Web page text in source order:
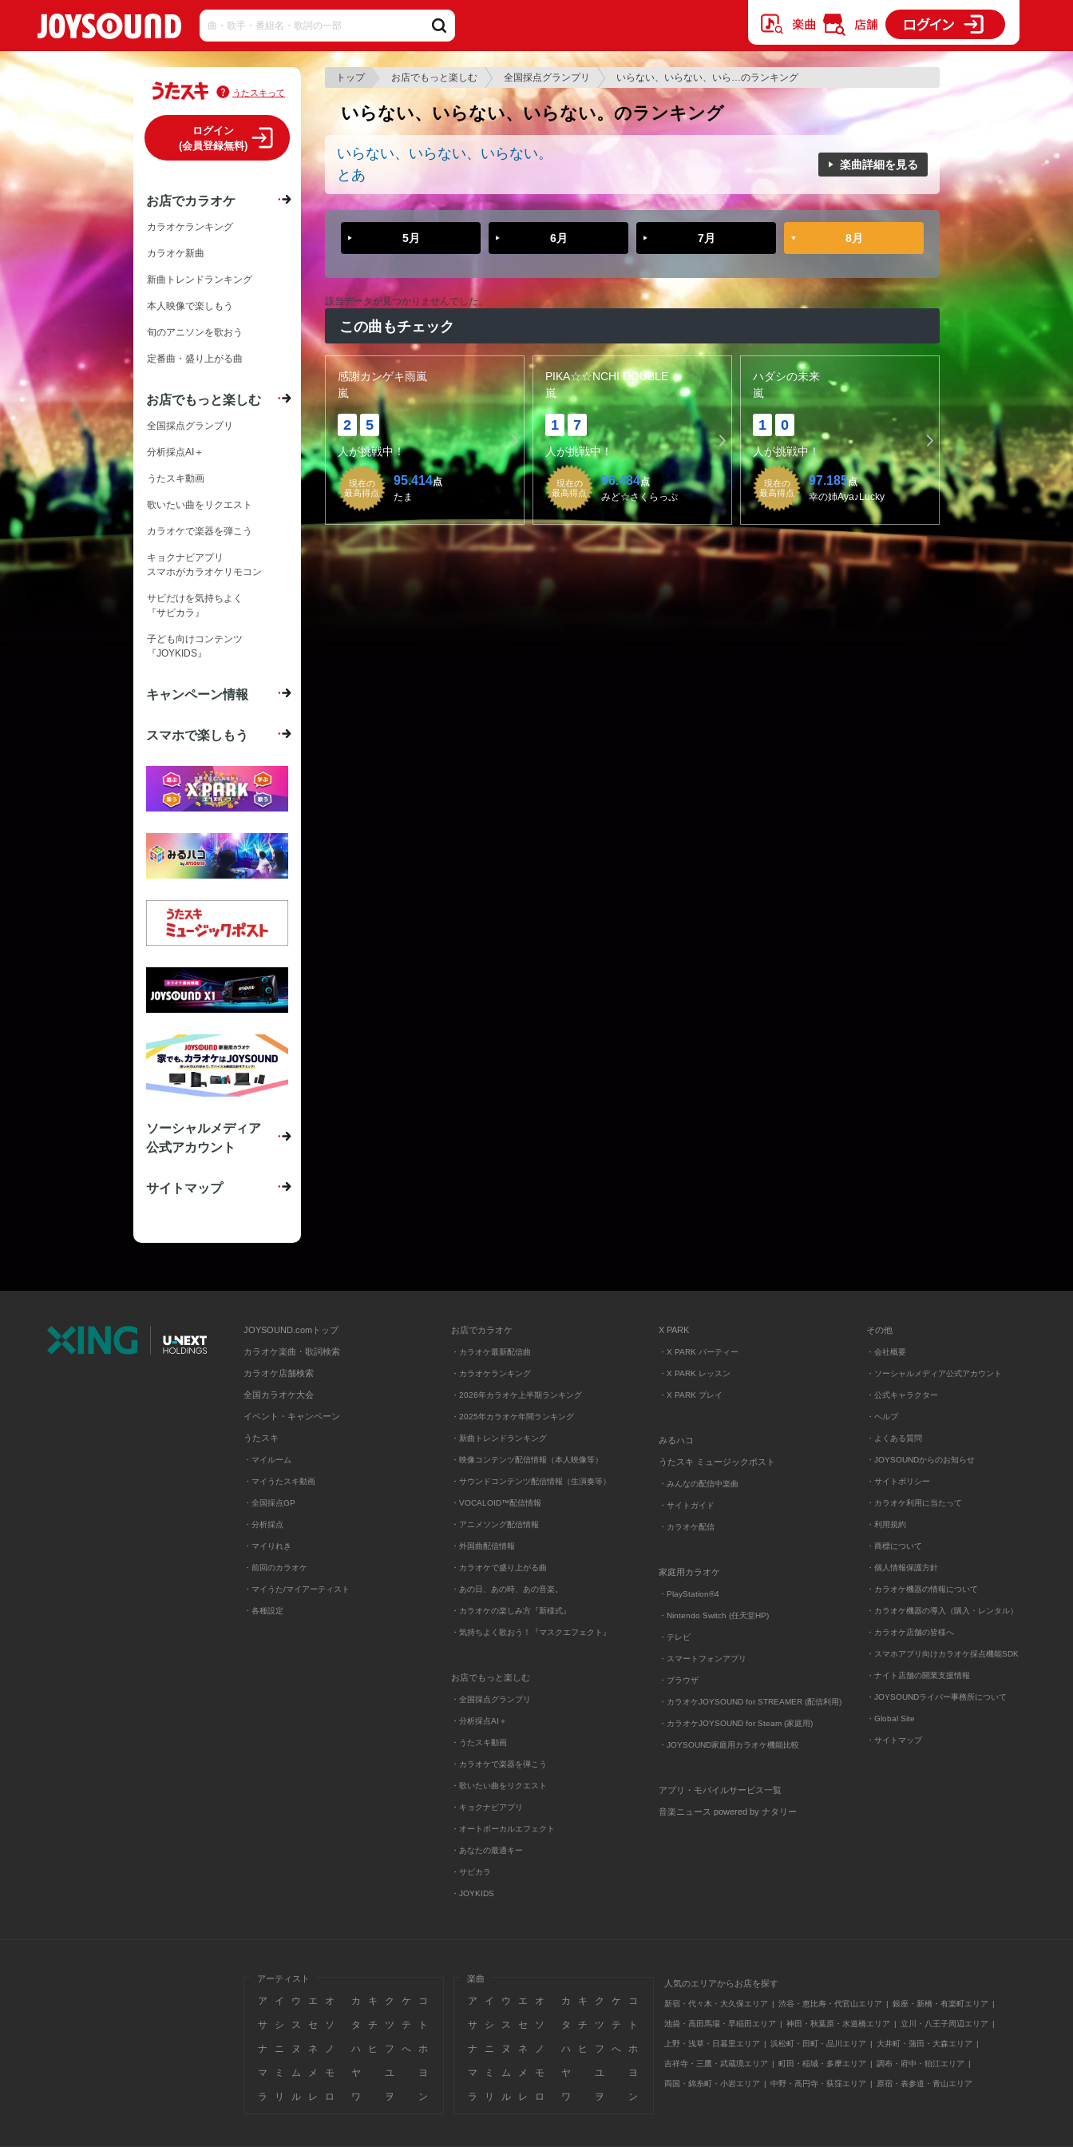
トップ お店でもっと楽しむ 全国採点グランプリ いらない、いらない、いら…のランキング
いらない、いらない、いらない。のランキング
いらない、いらない、いらない。
とあ
楽曲詳細を見る
5月 6月 7月 8月
該当データが見つかりませんでした。
この曲もチェック
感謝カンゲキ雨嵐
嵐
2 5
人が挑戦中！
現在の
最高得点
95.414点
たま
PIKA☆☆NCHI DOUBLE
嵐
1 7
人が挑戦中！
現在の
最高得点
96.484点
みど☆さくらっぷ
ハダシの未来
嵐
1 0
人が挑戦中！
現在の
最高得点
97.185点
幸の姉Aya♪Lucky
うたスキって
ログイン
(会員登録無料)
お店でカラオケ
カラオケランキング
カラオケ新曲
新曲トレンドランキング
本人映像で楽しもう
旬のアニソンを歌おう
定番曲・盛り上がる曲
お店でもっと楽しむ
全国採点グランプリ
分析採点AI＋
うたスキ動画
歌いたい曲をリクエスト
カラオケで楽器を弾こう
キョクナビアプリ
スマホがカラオケリモコン
サビだけを気持ちよく
『サビカラ』
子ども向けコンテンツ
『JOYKIDS』
キャンペーン情報
スマホで楽しもう
ソーシャルメディア
公式アカウント
サイトマップ
JOYSOUND.comトップ
カラオケ楽曲・歌詞検索
カラオケ店舗検索
全国カラオケ大会
イベント・キャンペーン
うたスキ
・マイルーム
・マイうたスキ動画
・全国採点GP
・分析採点
・マイりれき
・前回のカラオケ
・マイうた/マイアーティスト
・各種設定
お店でカラオケ
・カラオケ最新配信曲
・カラオケランキング
・2026年カラオケ上半期ランキング
・2025年カラオケ年間ランキング
・新曲トレンドランキング
・映像コンテンツ配信情報（本人映像等）
・サウンドコンテンツ配信情報（生演奏等）
・VOCALOID™配信情報
・アニメソング配信情報
・外国曲配信情報
・カラオケで盛り上がる曲
・あの日、あの時、あの音楽。
・カラオケの楽しみ方『新様式』
・気持ちよく歌おう！『マスクエフェクト』
お店でもっと楽しむ
・全国採点グランプリ
・分析採点AI＋
・うたスキ動画
・カラオケで楽器を弾こう
・歌いたい曲をリクエスト
・キョクナビアプリ
・オートボーカルエフェクト
・あなたの最適キー
・サビカラ
・JOYKIDS
X PARK
・X PARK パーティー
・X PARK レッスン
・X PARK プレイ
みるハコ
うたスキ ミュージックポスト
・みんなの配信中楽曲
・サイトガイド
・カラオケ配信
家庭用カラオケ
・PlayStation®4
・Nintendo Switch (任天堂HP)
・テレビ
・スマートフォンアプリ
・ブラウザ
・カラオケJOYSOUND for STREAMER (配信利用)
・カラオケJOYSOUND for Steam (家庭用)
・JOYSOUND家庭用カラオケ機能比較
アプリ・モバイルサービス一覧
音楽ニュース powered by ナタリー
その他
・会社概要
・ソーシャルメディア公式アカウント
・公式キャラクター
・ヘルプ
・よくある質問
・JOYSOUNDからのお知らせ
・サイトポリシー
・カラオケ利用に当たって
・利用規約
・商標について
・個人情報保護方針
・カラオケ機器の情報について
・カラオケ機器の導入（購入・レンタル）
・カラオケ店舗の皆様へ
・スマホアプリ向けカラオケ採点機能SDK
・ナイト店舗の開業支援情報
・JOYSOUNDライバー事務所について
・Global Site
・サイトマップ
アーティスト
ア イ ウ エ オ カ キ ク ケ コ
サ シ ス セ ソ タ チ ツ テ ト
ナ ニ ヌ ネ ノ ハ ヒ フ へ ホ
マ ミ ム メ モ ヤ ユ ヨ
ラ リ ル レ ロ ワ ヲ ン
楽曲
ア イ ウ エ オ カ キ ク ケ コ
サ シ ス セ ソ タ チ ツ テ ト
ナ ニ ヌ ネ ノ ハ ヒ フ へ ホ
マ ミ ム メ モ ヤ ユ ヨ
ラ リ ル レ ロ ワ ヲ ン
人気のエリアからお店を探す
新宿・代々木・大久保エリア 渋谷・恵比寿・代官山エリア 銀座・新橋・有楽町エリア
池袋・高田馬場・早稲田エリア 神田・秋葉原・水道橋エリア 立川・八王子周辺エリア
上野・浅草・日暮里エリア 浜松町・田町・品川エリア 大井町・蒲田・大森エリア
吉祥寺・三鷹・武蔵境エリア 町田・稲城・多摩エリア 調布・府中・狛江エリア
両国・錦糸町・小岩エリア 中野・高円寺・荻窪エリア 原宿・表参道・青山エリア